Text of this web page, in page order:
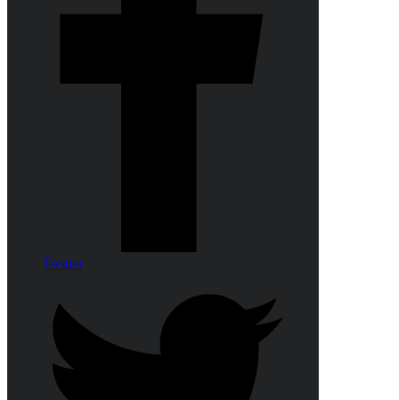
Twitter